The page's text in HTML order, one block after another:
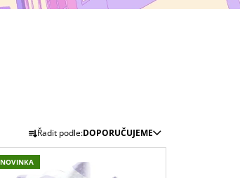
Ř
A
Z
Řadit podle:DOPORUČUJEME
NOVINKA